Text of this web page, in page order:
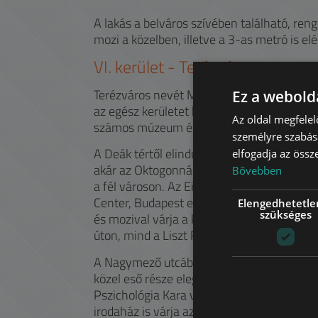
A lakás a belváros szívében található,
mozi a közelben, illetve a 3-as metró is
VI. kerület -Terézváros
Terézváros nevét Mária Terézia egykori
az egész kerületet beletorkollva a Hősök
számos múzeum és az állatkert nyújt
A Deák tértől elindulva a kontinens első
akár az Oktogonnál átszállhatunk a 4-6-
a fél városon. Az Eiffel által tervezett
Center, Budapest egyik legnagyobb
és mozival várja a kikapcsolódni
úton, mind a Liszt Ferenc tér hangulatos
A Nagymező utcában több színház
közel eső része elegáns villáival számos
Pszichológia Kara vagy a Zeneakadémia
irodaház is várja az elegáns lokációt kereső
Ez a
Az oldal
személyre
elfogadja az
Bővebben
szükséges